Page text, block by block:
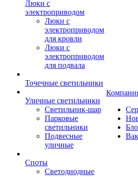
Люки с
электроприводом
Люки с
электроприводом
для кровли
Люки с
электроприводом
для подвала
Точечные светильники
Уличные светильники
Светильник-шар
Парковые
светильники
Подвесные
уличные
Споты
Светодиодные